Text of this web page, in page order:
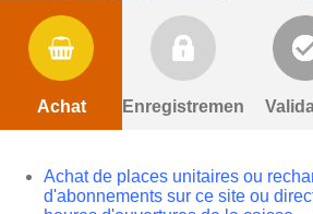
Achat Enregistrement
Achat de places unitaires ou
d'abonnements sur ce site ou